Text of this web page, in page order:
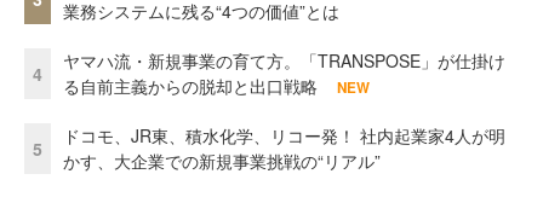
業務システムに残る“4つの価値”とは
4
ヤマハ流・新規事業の育て方。「TRANSPOSE」が仕掛け
る自前主義からの脱却と出口戦略
NEW
5
ドコモ、JR東、積水化学、リコー発！ 社内起業家4人が明
かす、大企業での新規事業挑戦の“リアル”